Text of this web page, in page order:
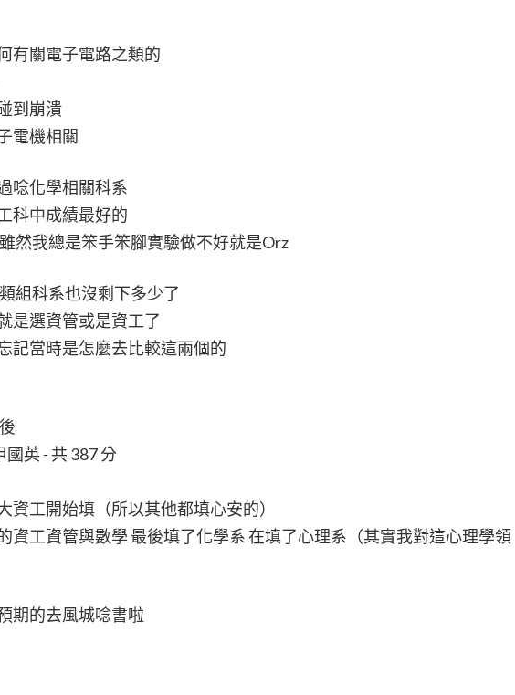
有關電子電路之類的
到崩潰
電機相關
唸化學相關科系
科中成績最好的
然我總是笨手笨腳實驗做不好就是Orz
組科系也沒剩下多少了
是選資管或是資工了
記當時是怎麼去比較這兩個的
英 - 共 387 分
資工開始填（所以其他都填心安的）
資工資管與數學 最後填了化學系 在填了心理系（其實我對這心理學領
期的去風城唸書啦